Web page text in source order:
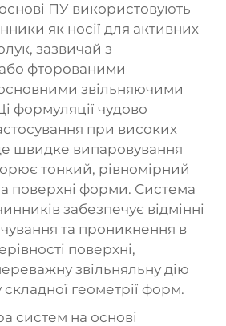
ПУ використовують
як носії для активних
зазвичай з
фторованими
звільняючими
формуляції чудово
при високих
швидке випаровування
тонкий, рівномірний
поверхні форми. Система
забезпечує відмінні
та проникнення в
поверхні,
звільняльну дію
складної геометрії форм.
систем на основі